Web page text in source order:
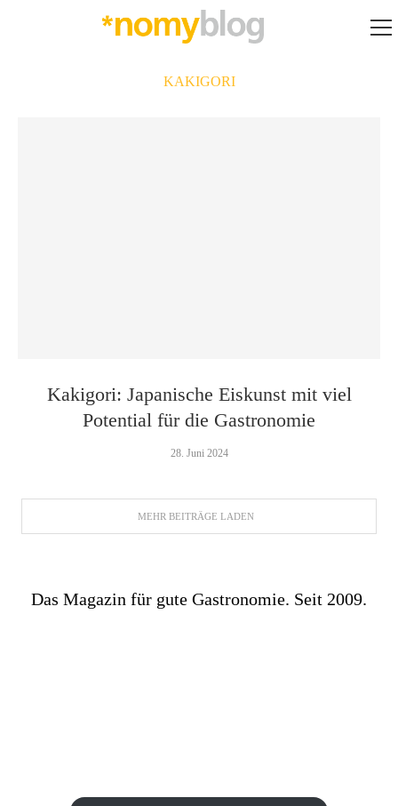
KAKIGORI
Kakigori: Japanische Eiskunst mit viel
Potential für die Gastronomie
28. Juni 2024
MEHR BEITRÄGE LADEN
Das Magazin für gute Gastronomie. Seit 2009.